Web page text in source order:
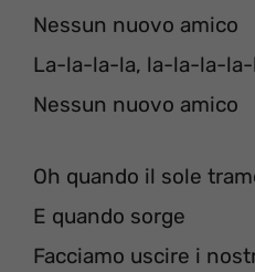
Nessun nuovo amico
La-la-la-la, la-la-la-
Nessun nuovo amico
Oh quando il sole
E quando sorge
Facciamo uscire i